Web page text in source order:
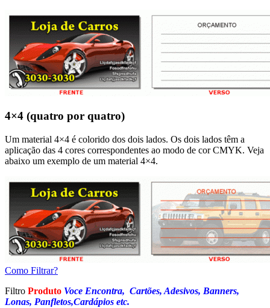
4×4 (quatro por quatro)
Um material 4×4 é colorido dos dois lados. Os dois lados têm a
aplicação das 4 cores correspondentes ao modo de cor CMYK. Veja
abaixo um exemplo de um material 4×4.
Como Filtrar?
Filtro Produto Voce Encontra, Cartões, Adesivos, Banners,
Lonas, Panfletos,Cardápios etc.